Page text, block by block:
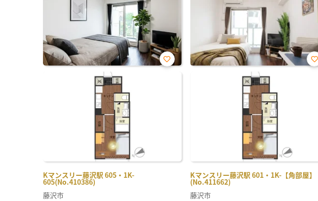
Kマンスリー藤沢駅 605・1K-
605(No.410386)
お気
藤沢市
Kマンスリー藤沢駅 601・1K-【角部屋】
(No.411662)
お気
藤沢市